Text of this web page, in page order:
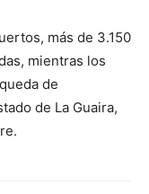
más de 3.150
mientras los
de
de La Guaira,